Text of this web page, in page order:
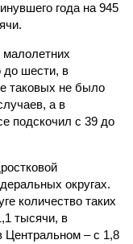
года на 945
малолетних
до шести, в
таковых не было
а в
подскочил с 39 до
округах.
количество таких
тысячи, в
Центральном – с 1,8